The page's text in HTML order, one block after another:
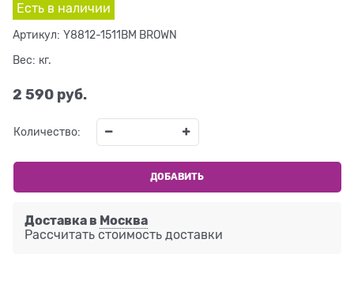
Есть в наличии
Артикул: Y8812-1511BM BROWN
Вес: кг.
2 590 руб.
Количество:
ДОБАВИТЬ
Доставка в Москва
Рассчитать стоимость доставки